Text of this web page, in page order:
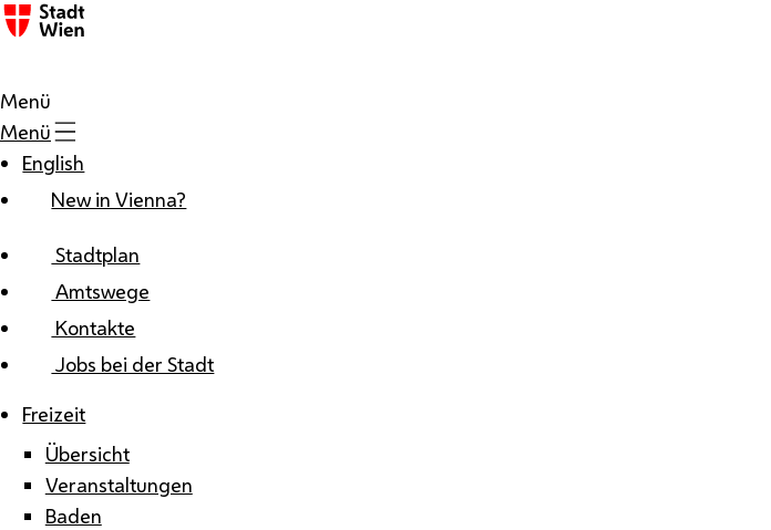
Zum Inhalt
Menü
Menü
English
New in Vienna?
Stadtplan
Amtswege
Kontakte
Jobs bei der Stadt
Freizeit
Übersicht
Veranstaltungen
Baden